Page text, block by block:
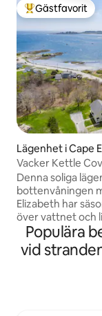
Populär
Gästfavorit
Lägenhet i Cape
Vacker Kettle
stränder
Denna soliga
bottenvåningen
Elizabeth har
över vattnet och
Kettle Cove,
Lights State Parks. Fält, skogar, stränder
och dammar
medan centrala
Populära
vid